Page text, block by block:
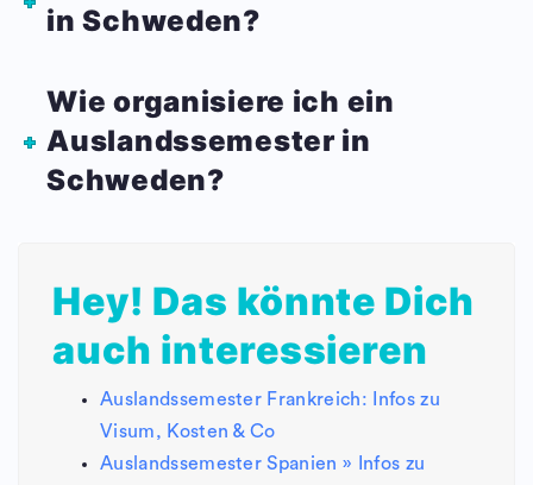
in Schweden?
Wie organisiere ich ein
Auslandssemester in
Schweden?
Hey! Das könnte Dich
auch interessieren
Auslandssemester Frankreich: Infos zu
Visum, Kosten & Co
Auslandssemester Spanien » Infos zu